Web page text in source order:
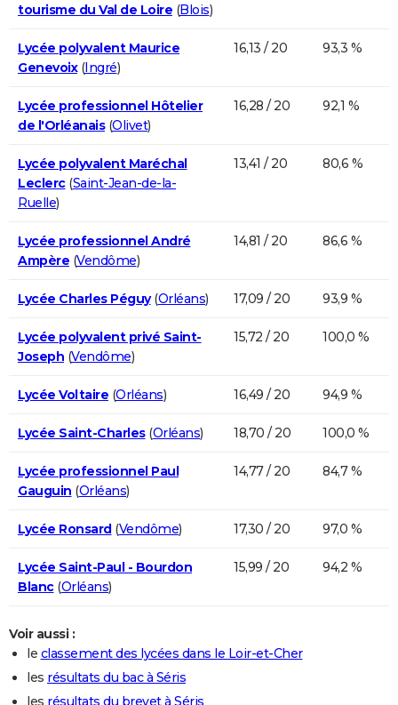
tourisme du Val de Loire (Blois)
Lycée polyvalent Maurice
Genevoix(Ingré)
16,13 / 20 93,3 %
Lycée professionnel Hôtelier
de l'Orléanais(Olivet)
16,28 / 20 92,1 %
Lycée polyvalent Maréchal
Leclerc(Saint-Jean-de-la-
Ruelle)
13,41 / 20 80,6 %
Lycée professionnel André
Ampère (Vendôme)
14,81 / 20 86,6 %
Lycée Charles Péguy(Orléans) 17,09 / 20 93,9 %
Lycée polyvalent privé Saint-
Joseph (Vendôme)
15,72 / 20 100,0 %
Lycée Voltaire (Orléans) 16,49 / 20 94,9 %
Lycée Saint-Charles(Orléans) 18,70 / 20 100,0 %
Lycée professionnel Paul
Gauguin (Orléans)
14,77 / 20 84,7 %
Lycée Ronsard(Vendôme) 17,30 / 20 97,0 %
Lycée Saint-Paul - Bourdon
Blanc(Orléans)
15,99 / 20 94,2 %
Voir aussi :
le classement des lycées dans le Loir-et-Cher
les résultats du bac à Séris
les résultats du brevet à Séris